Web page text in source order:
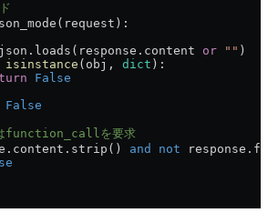
or "" )
isinstance (obj, dict ):
False
False
function_callを要求
and not